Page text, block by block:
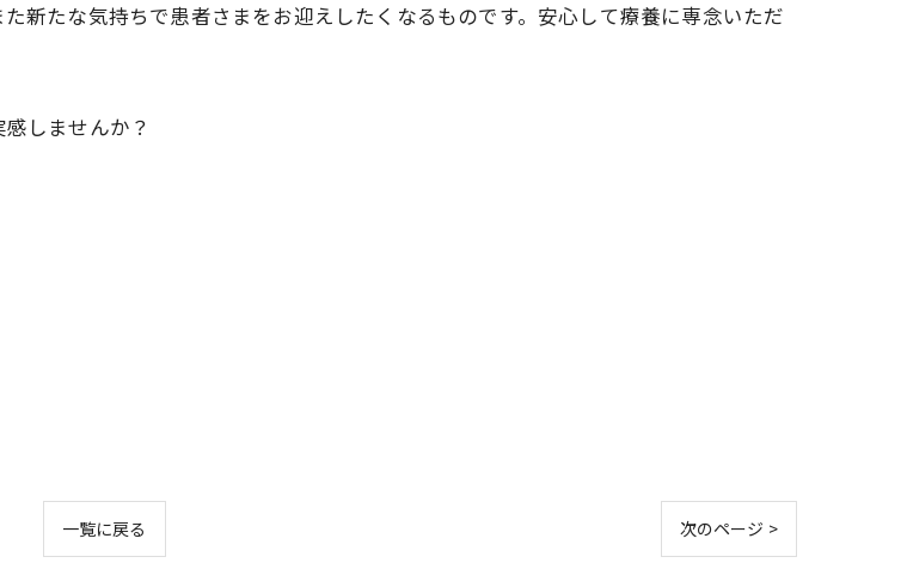
新たな気持ちで患者さまをお迎えしたくなるものです。安心して療養に専念いただ
しませんか？
一覧に戻る 次のページ >
お問い合わせはこちら
お問い合わせはこちら